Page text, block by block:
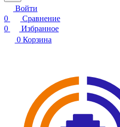
Войти
0
Сравнение
0
Избранное
0 Корзина